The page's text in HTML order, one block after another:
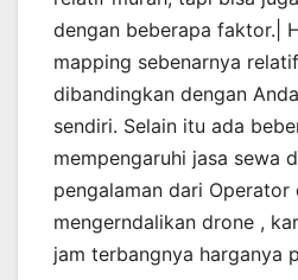
dengan beberapa faktor.|
mapping sebenarnya
dibandingkan dengan
sendiri. Selain itu ada
mempengaruhi jasa sewa
pengalaman dari Operator
mengerndalikan drone ,
jam terbangnya harganya